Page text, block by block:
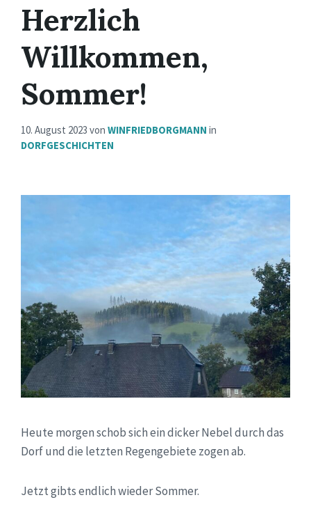
Herzlich
Willkommen,
Sommer!
10. August 2023 von WINFRIEDBORGMANN in
DORFGESCHICHTEN
Heute morgen schob sich ein dicker Nebel durch das
Dorf und die letzten Regengebiete zogen ab.
Jetzt gibts endlich wieder Sommer.